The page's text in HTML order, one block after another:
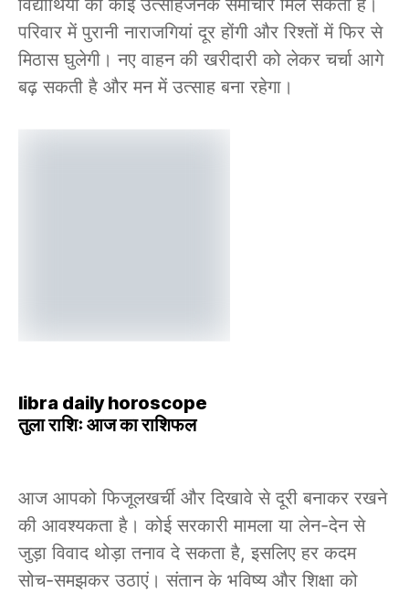
विद्यार्थियों को कोई उत्साहजनक समाचार मिल सकता है।
परिवार में पुरानी नाराजगियां दूर होंगी और रिश्तों में फिर से
मिठास घुलेगी। नए वाहन की खरीदारी को लेकर चर्चा आगे
बढ़ सकती है और मन में उत्साह बना रहेगा।
libra daily horoscope
तुला राशिः आज का राशिफल
आज आपको फिजूलखर्ची और दिखावे से दूरी बनाकर रखने
की आवश्यकता है। कोई सरकारी मामला या लेन-देन से
जुड़ा विवाद थोड़ा तनाव दे सकता है, इसलिए हर कदम
सोच-समझकर उठाएं। संतान के भविष्य और शिक्षा को